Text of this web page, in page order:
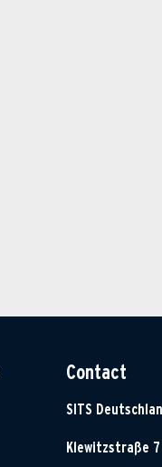
Contact
SITS
Klewitzstraße 7